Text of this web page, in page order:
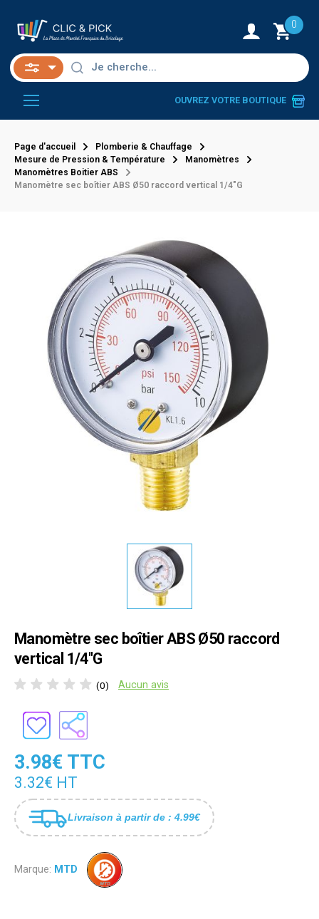
0
OUVREZ VOTRE BOUTIQUE
Page d'accueil
Plomberie & Chauffage
Mesure de Pression & Température
Manomètres
Manomètres Boitier ABS
Manomètre sec boîtier ABS Ø50 raccord vertical 1/4"G
Manomètre sec boîtier ABS Ø50 raccord
vertical 1/4"G
(0) Aucun avis
3.98€ TTC
3.32€ HT
Livraison à partir de : 4.99€
Marque: MTD